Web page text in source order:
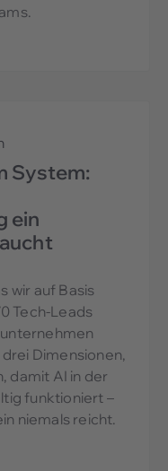
System:
ein
wir auf Basis
Tech-Leads
Dimensionen,
damit AI in der
funktioniert –
niemals reicht.